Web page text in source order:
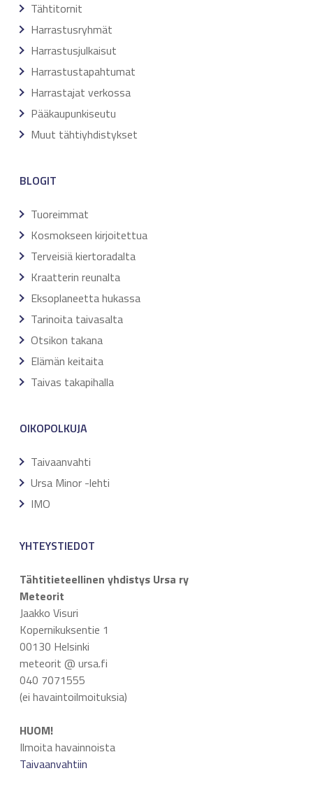
Tähtitornit
Harrastusryhmät
Harrastusjulkaisut
Harrastustapahtumat
Harrastajat verkossa
Pääkaupunkiseutu
Muut tähtiyhdistykset
BLOGIT
Tuoreimmat
Kosmokseen kirjoitettua
Terveisiä kiertoradalta
Kraatterin reunalta
Eksoplaneetta hukassa
Tarinoita taivasalta
Otsikon takana
Elämän keitaita
Taivas takapihalla
OIKOPOLKUJA
Taivaanvahti
Ursa Minor -lehti
IMO
YHTEYSTIEDOT
Tähtitieteellinen yhdistys Ursa ry
Meteorit
Jaakko Visuri
Kopernikuksentie 1
00130 Helsinki
meteorit @ ursa.fi
040 7071555
(ei havaintoilmoituksia)
HUOM!
Ilmoita havainnoista
Taivaanvahtiin